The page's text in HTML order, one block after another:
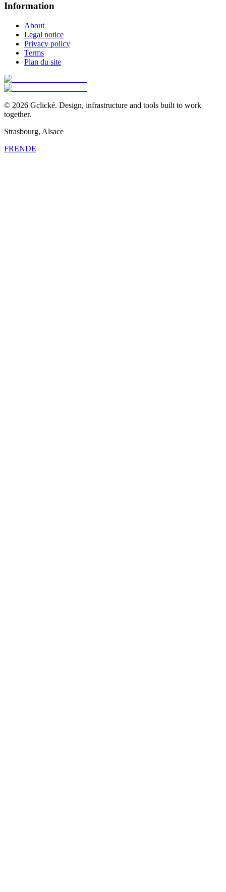
Information
About
Legal notice
Privacy policy
Terms
Plan du site
© 2026 Gclické. Design, infrastructure and tools built to work
together.
Strasbourg, Alsace
FRENDE